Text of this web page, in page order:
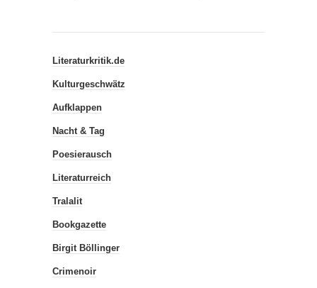
Literaturkritik.de
Kulturgeschwätz
Aufklappen
Nacht & Tag
Poesierausch
Literaturreich
Tralalit
Bookgazette
Birgit Böllinger
Crimenoir